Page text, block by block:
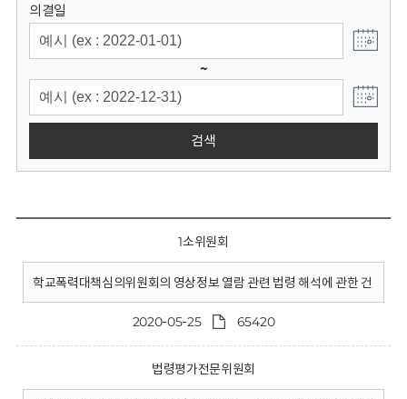
의결일
~
검색
1소위원회
학교폭력대책심의위원회의 영상정보 열람 관련 법령 해석에 관한 건
2020-05-25 65420
법령평가전문위원회